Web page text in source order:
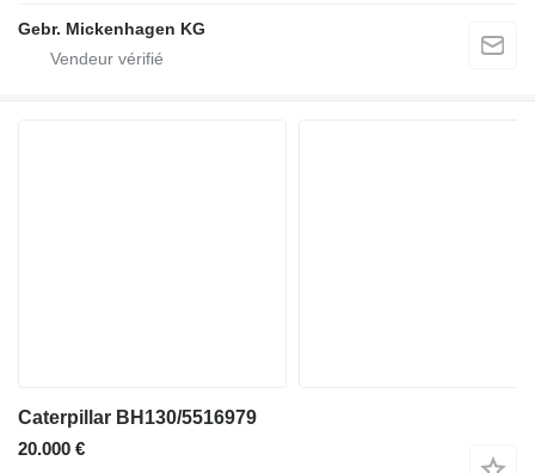
Gebr. Mickenhagen KG
Caterpillar BH130/5516979
20.000 €